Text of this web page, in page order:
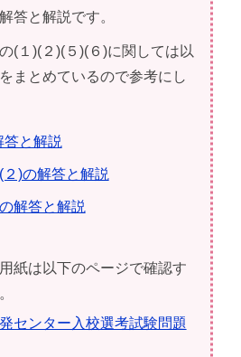
答と解説です。
(１)(２)(５)(６)に関しては以
まとめているので参考にし
と解説
)の解答と解説
解答と解説
紙は以下のページで確認す
センター入校選考試験問題